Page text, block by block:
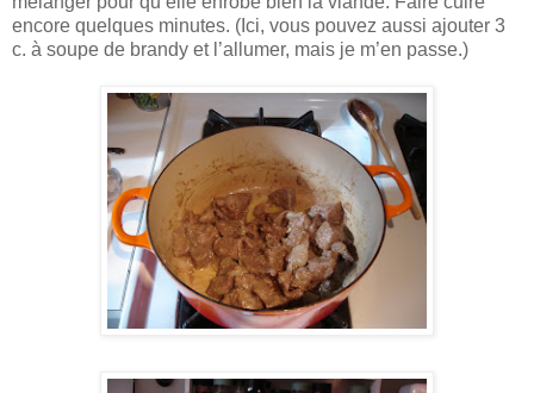
encore quelques minutes. (Ici, vous pouvez aussi ajouter 3
c. à soupe de brandy et l’allumer, mais je m’en passe.)